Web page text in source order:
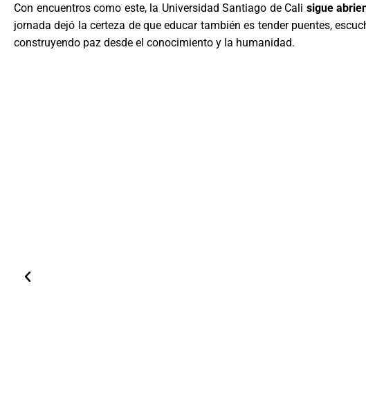
Con encuentros como este, la Universidad Santiago de Cali sigue
jornada dejó la certeza de que educar también es tender puentes,
construyendo paz desde el conocimiento y la humanidad.